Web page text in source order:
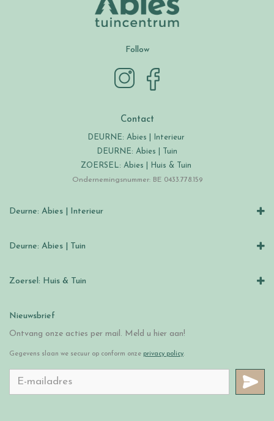
Follow
Contact
DEURNE: Abies | Interieur
DEURNE: Abies | Tuin
ZOERSEL: Abies | Huis & Tuin
Ondernemingsnummer: BE 0433.778.159
Deurne: Abies | Interieur
Deurne: Abies | Tuin
Zoersel: Huis & Tuin
Nieuwsbrief
Ontvang onze acties per mail. Meld u hier aan!
Gegevens slaan we secuur op conform onze privacy policy.